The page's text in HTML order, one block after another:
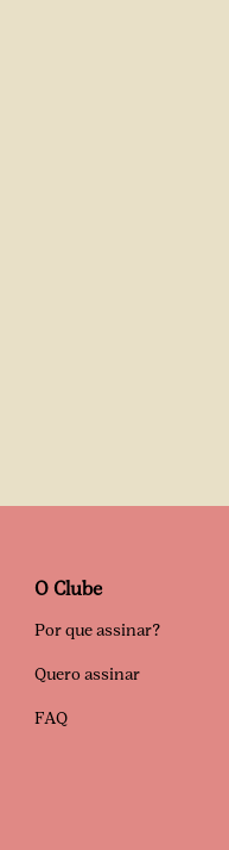
O Clube
Por que assinar?
Quero assinar
FAQ